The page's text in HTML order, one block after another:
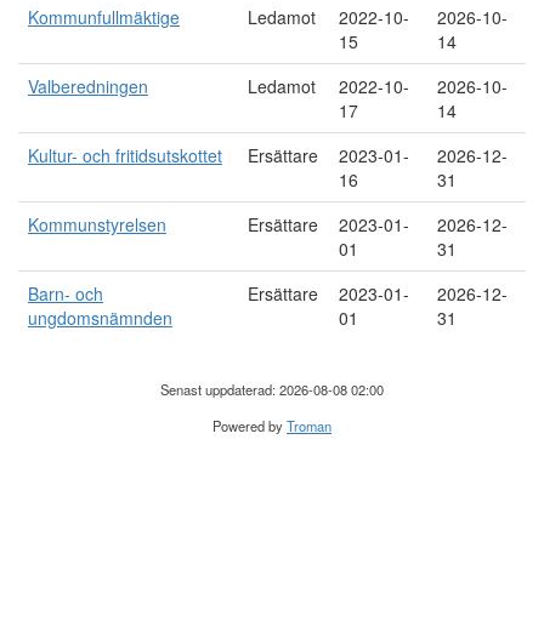
Kommunfullmäktige
Ledamot
2022-10-
15
2026-10-
14
Valberedningen
Ledamot
2022-10-
17
2026-10-
14
Kultur- och fritidsutskottet
Ersättare
2023-01-
16
2026-12-
31
Kommunstyrelsen
Ersättare
2023-01-
01
2026-12-
31
Barn- och
ungdomsnämnden
Ersättare
2023-01-
01
2026-12-
31
Senast uppdaterad: 2026-08-08 02:00
Powered byTroman